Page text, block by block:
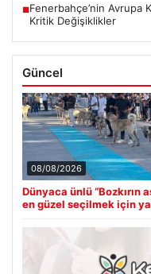
■Fenerbahçe’nin Avrupa
Kritik Değişiklikler
Güncel
08/08/2026
Dünyaca ünlü “Bozkırın
en güzel seçilmek için